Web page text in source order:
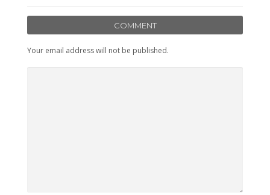
COMMENT
Your email address will not be published.